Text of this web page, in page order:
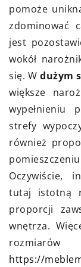
pomoże
zdominować
jest
wokół
się. W dużym
większe
wypełnieniu
strefy
również
Oczywiście,
tutaj istotną
proporcji
wnętrza.
https://